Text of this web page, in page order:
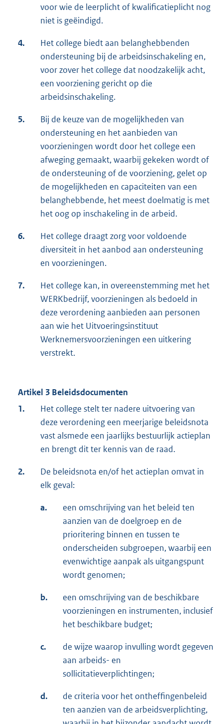
voor wie de leerplicht of kwalificatieplicht nog
niet is geëindigd.
4.
Het college biedt aan belanghebbenden
ondersteuning bij de arbeidsinschakeling en,
voor zover het college dat noodzakelijk acht,
een voorziening gericht op die
arbeidsinschakeling.
5.
Bij de keuze van de mogelijkheden van
ondersteuning en het aanbieden van
voorzieningen wordt door het college een
afweging gemaakt, waarbij gekeken wordt of
de ondersteuning of de voorziening, gelet op
de mogelijkheden en capaciteiten van een
belanghebbende, het meest doelmatig is met
het oog op inschakeling in de arbeid.
6.
Het college draagt zorg voor voldoende
diversiteit in het aanbod aan ondersteuning
en voorzieningen.
7.
Het college kan, in overeenstemming met het
WERKbedrijf, voorzieningen als bedoeld in
deze verordening aanbieden aan personen
aan wie het Uitvoeringsinstituut
Werknemersvoorzieningen een uitkering
verstrekt.
Artikel 3 Beleidsdocumenten
1.
Het college stelt ter nadere uitvoering van
deze verordening een meerjarige beleidsnota
vast alsmede een jaarlijks bestuurlijk actieplan
en brengt dit ter kennis van de raad.
2.
De beleidsnota en/of het actieplan omvat in
elk geval:
a.
een omschrijving van het beleid ten
aanzien van de doelgroep en de
prioritering binnen en tussen te
onderscheiden subgroepen, waarbij een
evenwichtige aanpak als uitgangspunt
wordt genomen;
b.
een omschrijving van de beschikbare
voorzieningen en instrumenten, inclusief
het beschikbare budget;
c.
de wijze waarop invulling wordt gegeven
aan arbeids- en
sollicitatieverplichtingen;
d.
de criteria voor het ontheffingenbeleid
ten aanzien van de arbeidsverplichting,